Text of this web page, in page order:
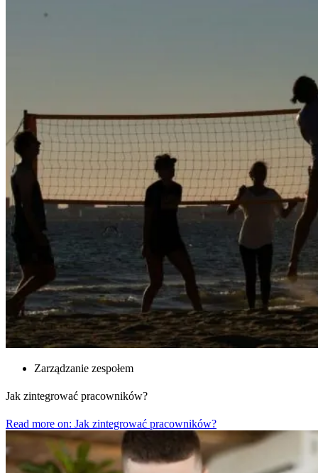
Zarządzanie zespołem
Jak zintegrować pracowników?
Read more on: Jak zintegrować pracowników?